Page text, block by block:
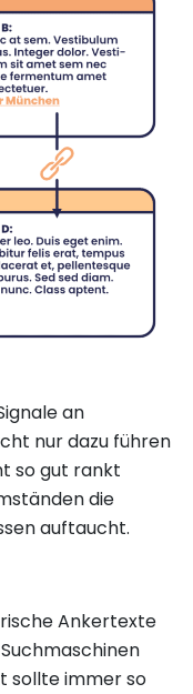
an
nur dazu führen
so gut rankt
die
auftaucht.
Ankertexte
sollte immer so